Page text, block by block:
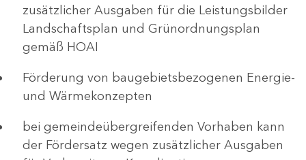
zusätzlicher Ausgaben für die Leistungsbilder
Landschaftsplan und Grünordnungsplan
gemäß HOAI
Förderung von baugebietsbezogenen Energie-
und Wärmekonzepten
bei gemeindeübergreifenden Vorhaben kann
der Fördersatz wegen zusätzlicher Ausgaben